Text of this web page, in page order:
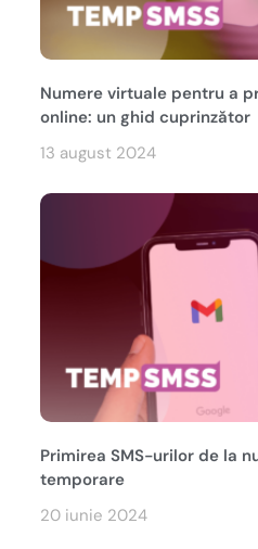
Numere virtuale pentru a
online: un ghid cuprinzător
13 august 2024
Primirea SMS-urilor de la
temporare
20 iunie 2024